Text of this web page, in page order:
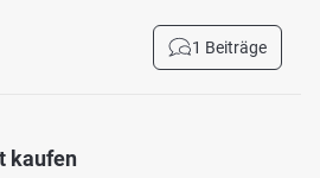
1 Beiträge
kaufen